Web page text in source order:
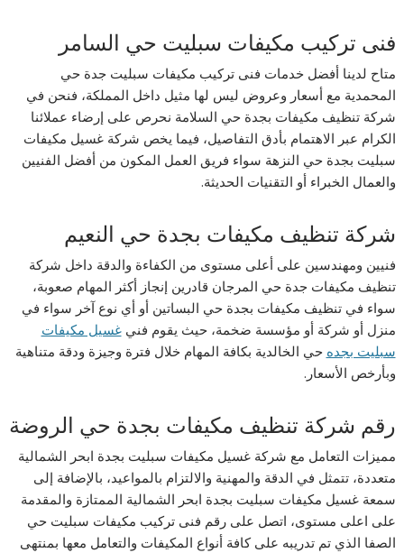
فنى تركيب مكيفات سبليت حي السامر
متاح لدينا أفضل خدمات فنى تركيب مكيفات سبليت جدة حي
المحمدية مع أسعار وعروض ليس لها مثيل داخل المملكة، فنحن في
شركة تنظيف مكيفات بجدة حي السلامة نحرص على إرضاء عملائنا
الكرام عبر الاهتمام بأدق التفاصيل، فيما يخص شركة غسيل مكيفات
سبليت بجدة حي النزهة سواء فريق العمل المكون من أفضل الفنيين
والعمال الخبراء أو التقنيات الحديثة.
شركة تنظيف مكيفات بجدة حي النعيم
فنيين ومهندسين على أعلى مستوى من الكفاءة والدقة داخل شركة
تنظيف مكيفات جدة حي المرجان قادرين إنجاز أكثر المهام صعوبة،
سواء في تنظيف مكيفات بجدة حي البساتين أو أي نوع آخر سواء في
منزل أو شركة أو مؤسسة ضخمة، حيث يقوم فنيغسيل مكيفات
سبليت بجده حي الخالدية بكافة المهام خلال فترة وجيزة ودقة متناهية
وبأرخص الأسعار.
رقم شركة تنظيف مكيفات بجدة حي الروضة
مميزات التعامل مع شركة غسيل مكيفات سبليت بجدة ابحر الشمالية
متعددة، تتمثل في الدقة والمهنية والالتزام بالمواعيد، بالإضافة إلى
سمعة غسيل مكيفات سبليت بجدة ابحر الشمالية الممتازة والمقدمة
على اعلى مستوى، اتصل على رقم فنى تركيب مكيفات سبليت حي
الصفا الذي تم تدريبه على كافة أنواع المكيفات والتعامل معها بمنتهى